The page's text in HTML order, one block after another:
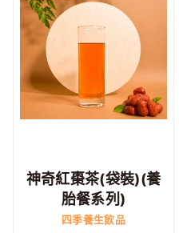
神奇紅棗茶(袋裝)(養
胎餐系列)
四季養生飲品